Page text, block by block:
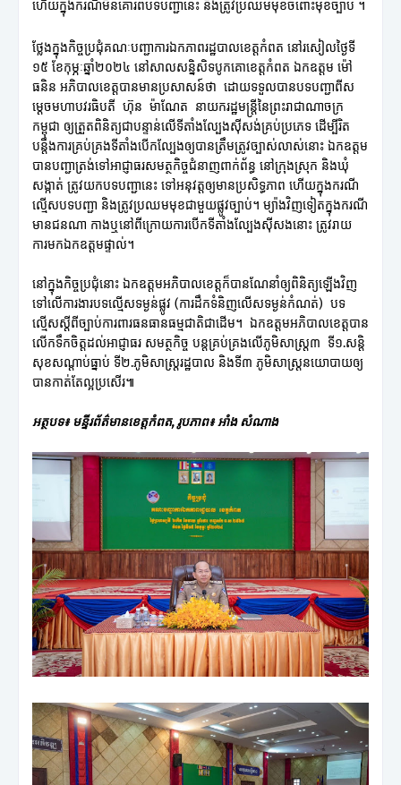
ហើយក្នុងករណីមិនគោរពបទបញ្ជានេះ និងត្រូវប្រឈមមុខចំពោះមុខច្បាប់ ។
ថ្លែងក្នុងកិច្ចប្រជុំគណៈបញ្ជាការឯកភាពរដ្ឋបាលខេត្តកំពត នៅរសៀលថ្ងៃទី
១៥ ខែកុម្ភៈឆ្នាំ២០២៤ នៅសាលសន្និសិទបូកគោខេត្តកំពត ឯកឧត្តម ម៉ៅ
ធនិន អភិបាលខេត្តបានមានប្រសាសន៍ថា ដោយទទួលបានបទបញ្ជាពីស
ម្តេចមហាបវរធិបតី ហ៊ុន ម៉ាណែត នាយករដ្ឋមន្ត្រីនៃព្រះរាជាណាចក្រ
កម្ពុជា ឲ្យត្រួតពិនិត្យជាបន្ទាន់លើទីតាំងល្បែងស៊ីសង់គ្រប់ប្រភេទ ដើម្បីរិត
បន្តឹងការគ្រប់គ្រងទីតាំងបើកល្បែងឲ្យបានត្រឹមត្រូវច្បាស់លាស់នោះ ឯកឧត្តម
បានបញ្ជាត្រង់ទៅអាជ្ញាធរសមត្ថកិច្ចជំនាញពាក់ព័ន្ធ នៅក្រុងស្រុក និងឃុំ
សង្កាត់ ត្រូវយកបទបញ្ជានេះ ទៅអនុវត្តឲ្យមានប្រសិទ្ធភាព ហើយក្នុងករណី
ល្មើសបទបញ្ជា និងត្រូវប្រឈមមុខជាមួយផ្លូវច្បាប់។ ម្យ៉ាងវិញទៀតក្នុងករណី
មានជនណា កាងឬនៅពីក្រោយការបើកទីតាំងល្បែងស៊ីសងនោះ ត្រូវរាយ
ការមកឯកឧត្តមផ្ទាល់។
នៅក្នុងកិច្ចប្រជុំនោះ ឯកឧត្តមអភិបាលខេត្តក៏បានណែនាំឲ្យពិនិត្យឡើងវិញ
ទៅលើការងារបទល្មើសទម្ងន់ផ្លូវ (ការដឹកទំនិញលើសទម្ងន់កំណត់) បទ
ល្មើសស្តីពីច្បាប់ការពារធនធានធម្មជាតិជាដើម។ ឯកឧត្តមអភិបាលខេត្តបាន
លើកទឹកចិត្តដល់អាជ្ញាធរ សមត្ថកិច្ច បន្តគ្រប់គ្រងលើភូមិសាស្ត្រ៣ ទី១.សន្តិ
សុខសណ្តាប់ធ្នាប់ ទី២.ភូមិសាស្ត្ររដ្ឋបាល និងទី៣ ភូមិសាស្ត្រនយោបាយឲ្យ
បានកាត់តែល្អប្រសើរ៕
អត្ថបទ៖ មន្ទីរព័ត៌មានខេត្តកំពត, រូបភាព៖ អាំង សំណាង